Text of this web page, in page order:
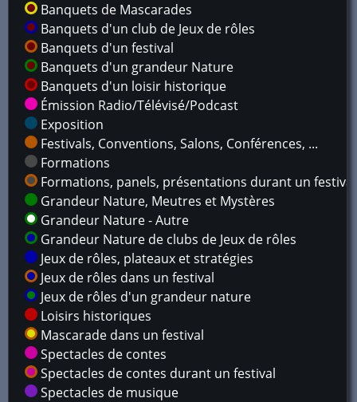
Banquets de Mascarades
Banquets d'un club de Jeux de rôles
Banquets d'un festival
Banquets d'un grandeur Nature
Banquets d'un loisir historique
Émission Radio/Télévisé/Podcast
Exposition
Festivals, Conventions, Salons, Conférences, ...
Formations
Formations, panels, présentations durant un festival
Grandeur Nature, Meutres et Mystères
Grandeur Nature - Autre
Grandeur Nature de clubs de Jeux de rôles
Jeux de rôles, plateaux et stratégies
Jeux de rôles dans un festival
Jeux de rôles d'un grandeur nature
Loisirs historiques
Mascarade dans un festival
Spectacles de contes
Spectacles de contes durant un festival
Spectacles de musique